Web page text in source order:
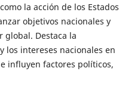
la acción de los Estados
objetivos nacionales y
Destaca la
los intereses nacionales en
influyen factores políticos,